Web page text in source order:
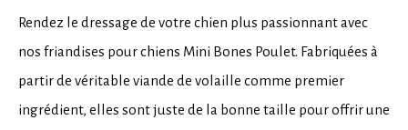
Rendez le dressage de votre chien plus passionnant avec
nos friandises pour chiens Mini Bones Poulet. Fabriquées à
partir de véritable viande de volaille comme premier
ingrédient, elles sont juste de la bonne taille pour offrir une